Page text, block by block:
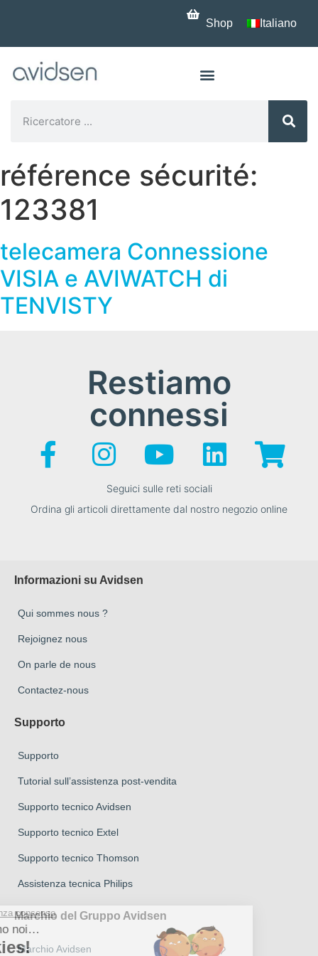
Shop Italiano
référence sécurité:
123381
telecamera Connessione
VISIA e AVIWATCH di
TENVISTY
Restiamo
connessi
Seguici sulle reti sociali
Ordina gli articoli direttamente dal nostro negozio online
Informazioni su Avidsen
Qui sommes nous ?
Rejoignez nous
On parle de nous
Contactez-nous
Supporto
Supporto
Tutorial sull’assistenza post-vendita
Supporto tecnico Avidsen
Supporto tecnico Extel
Supporto tecnico Thomson
Assistenza tecnica Philips
Marchio del Gruppo Avidsen
Marchio Avidsen